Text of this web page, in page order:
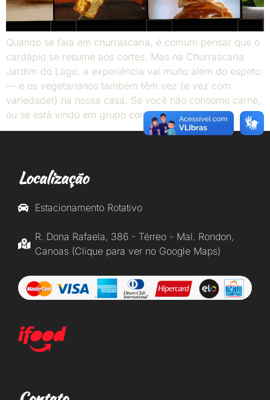
Quando se fala em churrascaria, é comum pensar que o
cardápio se resume aos cortes. Mas na Churrascaria
Jardim do Lago, a experiência vai muito além do espeto
— e os vegetarianos também têm vez (e vez com
variedade!) na nossa casa. Se você não consome carne,
ou se está vindo em grupo com alguém […]
Localização
Estacionamento Rotativo
R. Dona Rafaela, 386 - Térreo - Mal. Rondon,
Canoas (Clique para ver no Google Maps)